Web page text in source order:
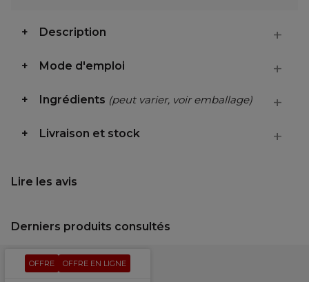
Description
Mode d'emploi
Ingrédients (peut varier, voir emballage)
Livraison et stock
Lire les avis
Derniers produits consultés
OFFRE OFFRE EN LIGNE